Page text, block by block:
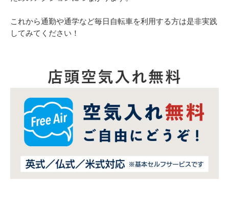
これから通勤や通学など毎日自転車を利用する方は是非実践
してみてください！